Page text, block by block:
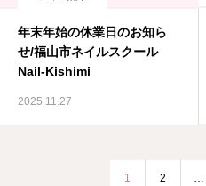
年末年始の休業日のお知ら
せ/福山市ネイルスクール
Nail-Kishimi
2025.11.27
1 2 …